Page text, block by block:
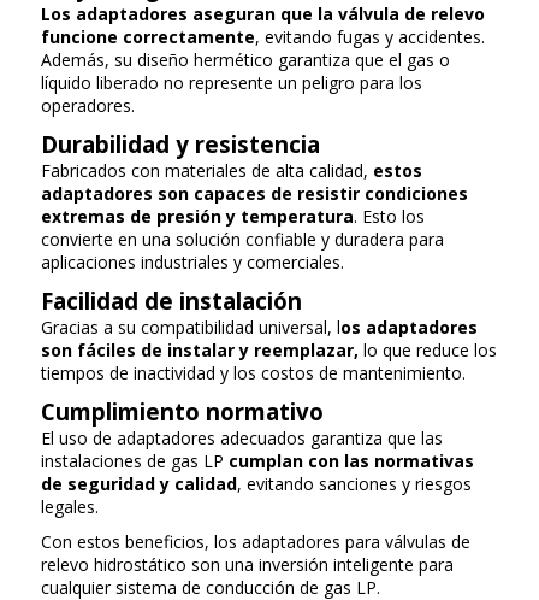
Los adaptadores aseguran que la válvula de relevo
funcione correctamente, evitando fugas y accidentes.
Además, su diseño hermético garantiza que el gas o
líquido liberado no represente un peligro para los
operadores.
Durabilidad y resistencia
Fabricados con materiales de alta calidad, estos
adaptadores son capaces de resistir condiciones
extremas de presión y temperatura. Esto los
convierte en una solución confiable y duradera para
aplicaciones industriales y comerciales.
Facilidad de instalación
Gracias a su compatibilidad universal, los adaptadores
son fáciles de instalar y reemplazar, lo que reduce los
tiempos de inactividad y los costos de mantenimiento.
Cumplimiento normativo
El uso de adaptadores adecuados garantiza que las
instalaciones de gas LP cumplan con las normativas
de seguridad y calidad, evitando sanciones y riesgos
legales.
Con estos beneficios, los adaptadores para válvulas de
relevo hidrostático son una inversión inteligente para
cualquier sistema de conducción de gas LP.